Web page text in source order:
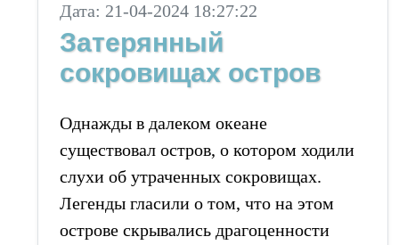
Дата: 21-04-2024 18:27:22
Затерянный
сокровищах остров
Однажды в далеком океане
существовал остров, о котором ходили
слухи об утраченных сокровищах.
Легенды гласили о том, что на этом
острове скрывались драгоценности